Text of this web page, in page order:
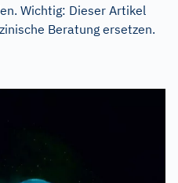
Wichtig: Dieser Artikel
Beratung ersetzen.